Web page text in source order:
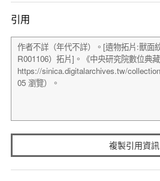
引用
複製引用資訊